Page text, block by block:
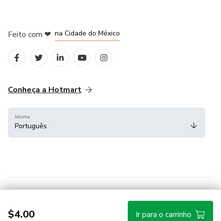
$4.00 Ir para o carrinho
Feito com ❤ na Cidade do México
Conheça a Hotmart
Idioma
Português